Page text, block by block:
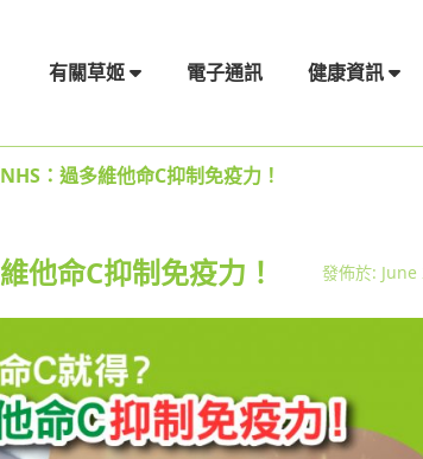
有關草姬 電子通訊 健康資訊
：過多維他命C抑制免疫力！
他命C抑制免疫力！ 發佈於: